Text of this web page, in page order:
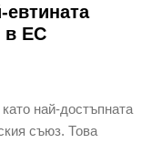
в ЕС
най-достъпната
съюз. Това